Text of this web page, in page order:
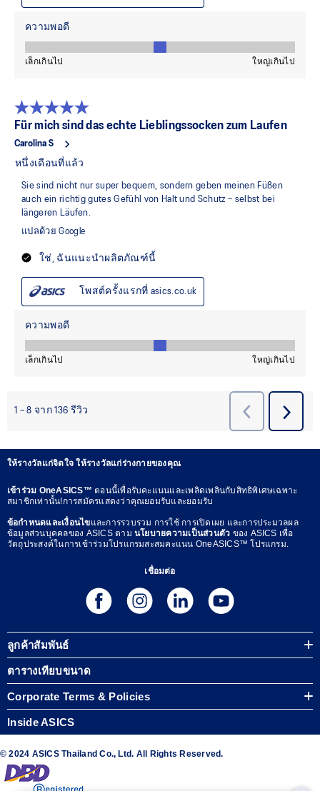
ให้รางวัลแก่จิตใจ ให้รางวัลแก่ร่างกายของคุณ
เข้าร่วม OneASICS™ตอนนี้เพื่อรับคะแนนและเพลิดเพลินกับสิทธิพิเศษเฉพาะ
สมาชิกเท่านั้น!การสมัครแสดงว่าคุณยอมรับและยอมรับ
ข้อกำหนดและเงื่อนไขและการรวบรวม การใช้ การเปิดเผย และการประมวลผล
ข้อมูลส่วนบุคคลของ ASICS ตาม นโยบายความเป็นส่วนตัว ของ ASICS เพื่อ
วัตถุประสงค์ในการเข้าร่วมโปรแกรมสะสมคะแนน OneASICS™ โปรแกรม.
เชื่อมต่อ
ลูกค้าสัมพันธ์
ตารางเทียบขนาด
Corporate Terms & Policies
Inside ASICS
© 2024 ASICS Thailand Co., Ltd. All Rights Reserved.